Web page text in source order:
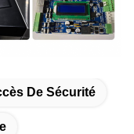
De Sécurité